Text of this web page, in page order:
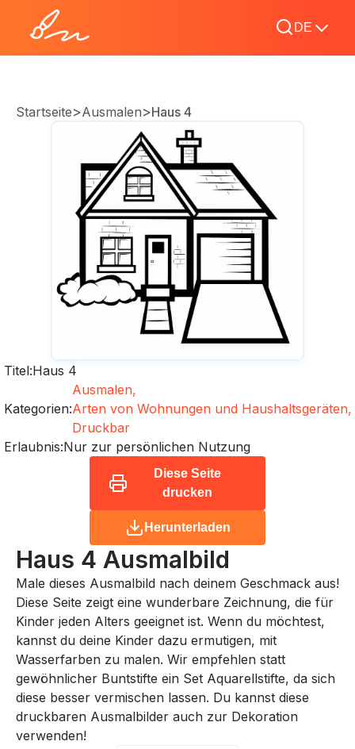
DE
Startseite>Ausmalen>Haus 4
Titel:Haus 4
Kategorien:
Ausmalen,
Arten von Wohnungen und Haushaltsgeräten,
Druckbar
Erlaubnis:Nur zur persönlichen Nutzung
Diese Seite
drucken
Herunterladen
Haus 4 Ausmalbild
Male dieses Ausmalbild nach deinem Geschmack aus!
Diese Seite zeigt eine wunderbare Zeichnung, die für
Kinder jeden Alters geeignet ist. Wenn du möchtest,
kannst du deine Kinder dazu ermutigen, mit
Wasserfarben zu malen. Wir empfehlen statt
gewöhnlicher Buntstifte ein Set Aquarellstifte, da sich
diese besser vermischen lassen. Du kannst diese
druckbaren Ausmalbilder auch zur Dekoration
verwenden!